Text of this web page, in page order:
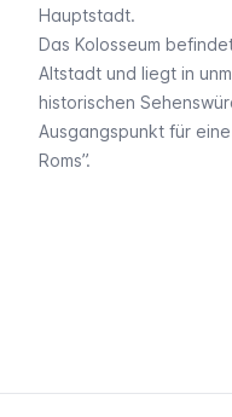
Hauptstadt.
Das Kolosseum
Altstadt und liegt in
historischen
Ausgangspunkt für
Roms”.